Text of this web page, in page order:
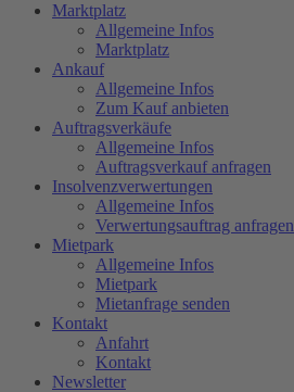
Marktplatz
Allgemeine Infos
Marktplatz
Ankauf
Allgemeine Infos
Zum Kauf anbieten
Auftragsverkäufe
Allgemeine Infos
Auftragsverkauf anfragen
Insolvenzverwertungen
Allgemeine Infos
Verwertungsauftrag anfragen
Mietpark
Allgemeine Infos
Mietpark
Mietanfrage senden
Kontakt
Anfahrt
Kontakt
Newsletter